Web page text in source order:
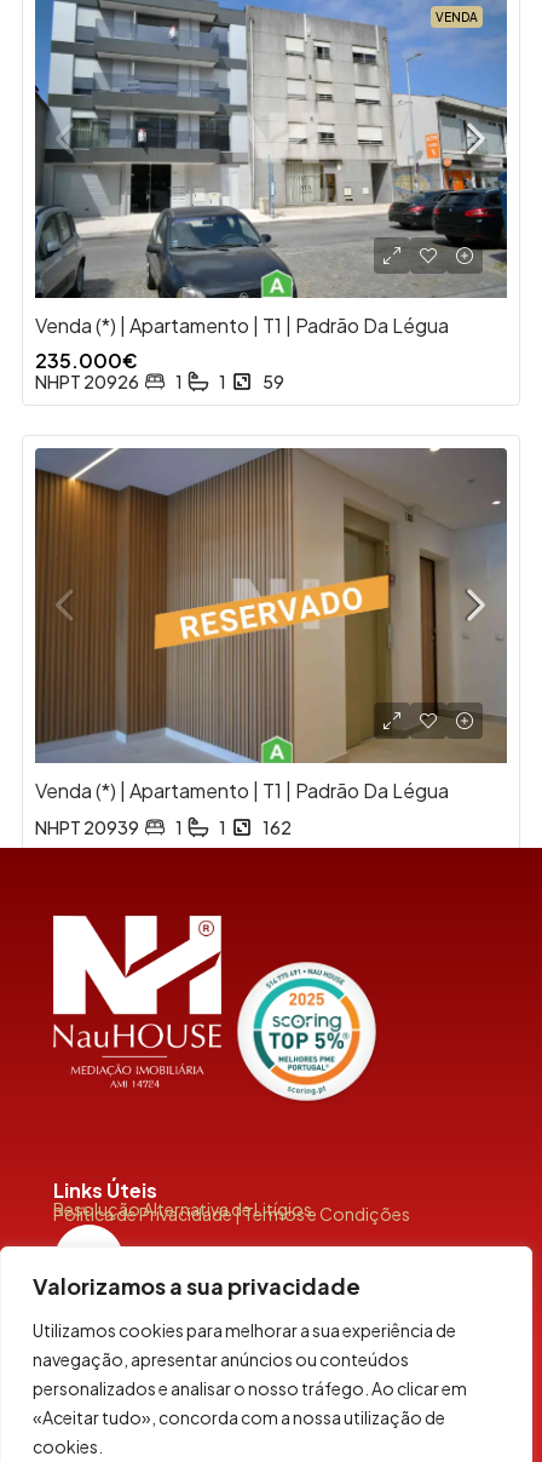
Valorizamos a sua privacidade
Utilizamos cookies para melhorar a sua experiência de
navegação, apresentar anúncios ou conteúdos
personalizados e analisar o nosso tráfego. Ao clicar em
«Aceitar tudo», concorda com a nossa utilização de
cookies.
VENDA
Venda (*) | Apartamento | T1 | Padrão Da Légua
235.000€
NHPT 20926 1 1 59
Venda (*) | Apartamento | T1 | Padrão Da Légua
NHPT 20939 1 1 162
Links Úteis
Resolução Alternativa de Litígios
Política de Privacidade | Termos e Condições
Siga-Nos